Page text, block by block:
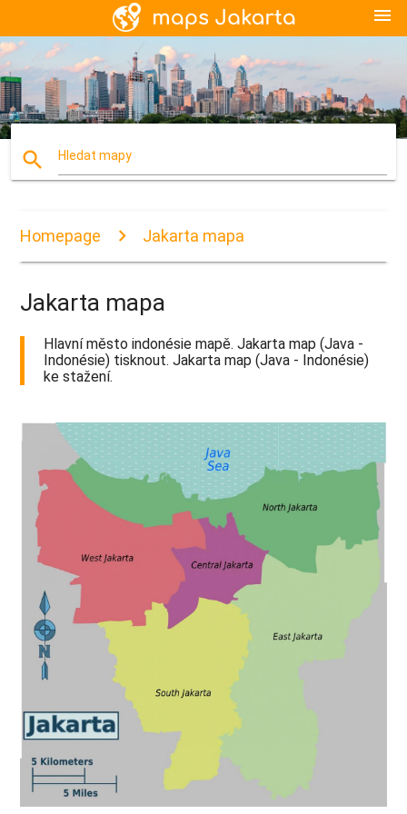
menu
search Hledat mapy
Homepage Jakarta mapa
Jakarta mapa
Hlavní město indonésie mapě. Jakarta map (Java -
Indonésie) tisknout. Jakarta map (Java - Indonésie)
ke stažení.